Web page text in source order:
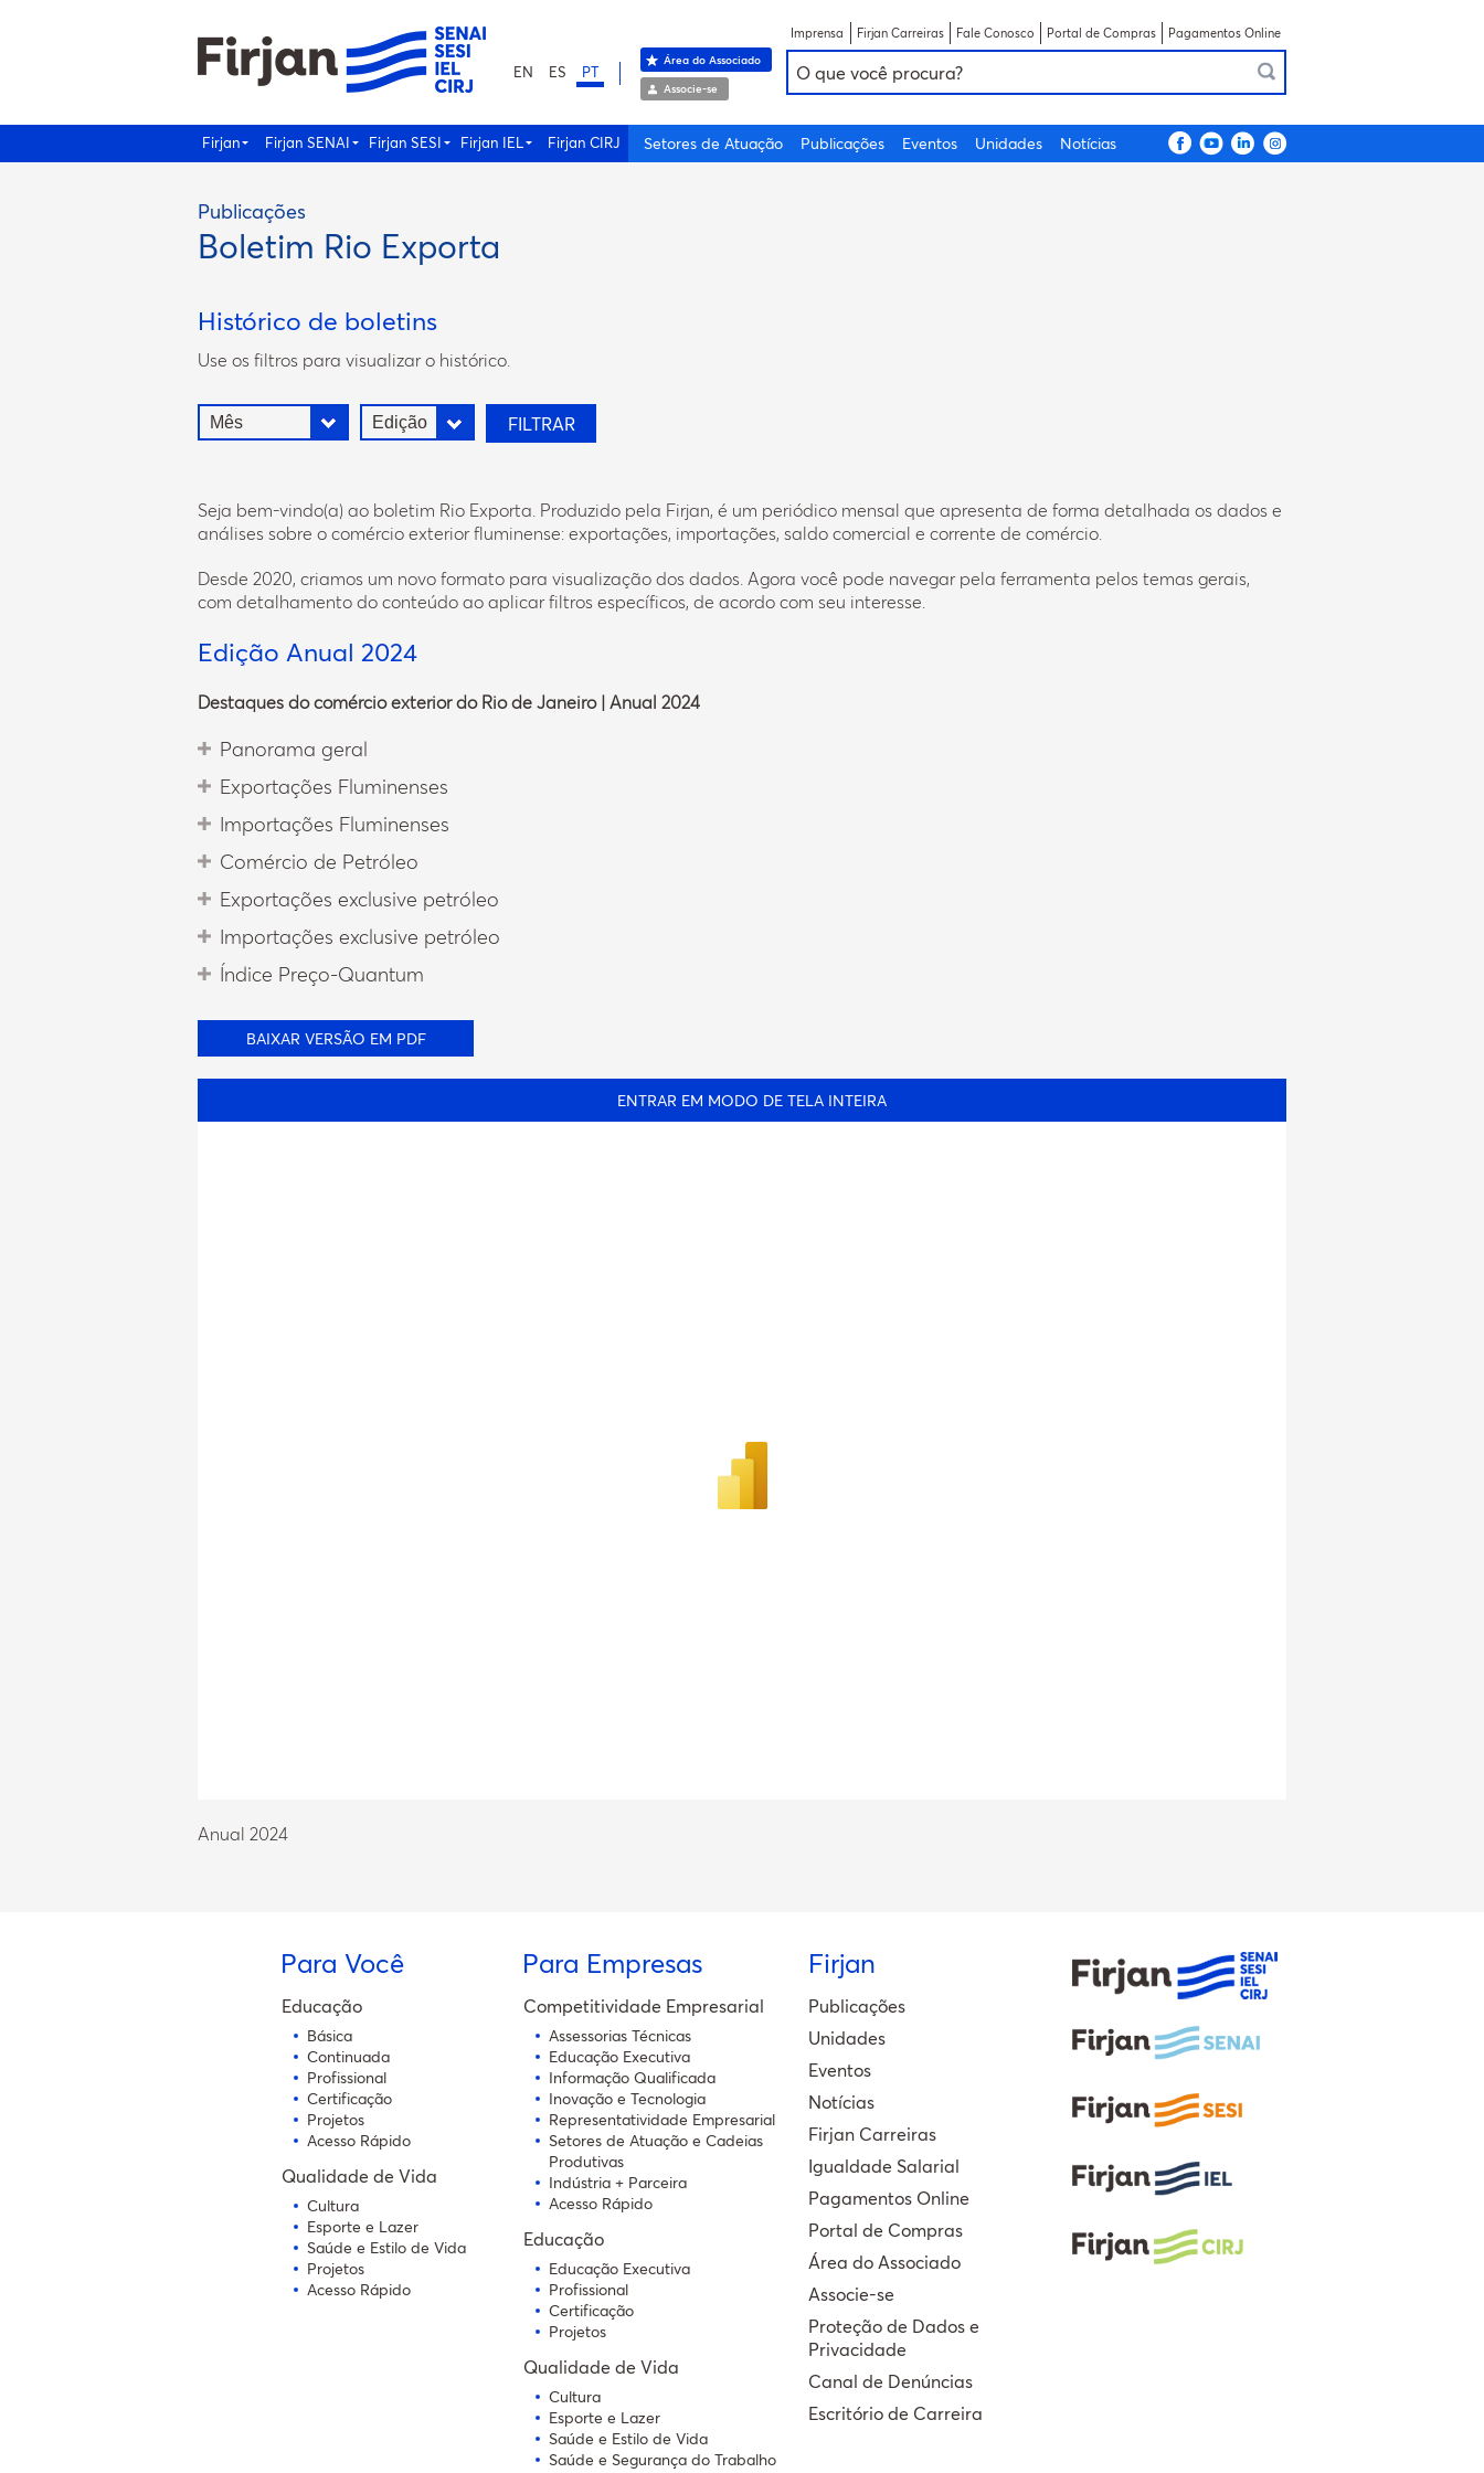
EN ES PT
Área do Associado
Associe-se
Imprensa Firjan Carreiras Fale Conosco Portal de Compras Pagamentos Online
Firjan Firjan SENAI Firjan SESI Firjan IEL Firjan CIRJ Setores de Atuação Publicações Eventos Unidades Notícias
Publicações
Boletim Rio Exporta
Histórico de boletins
Use os filtros para visualizar o histórico.
FILTRAR
Seja bem-vindo(a) ao boletim Rio Exporta. Produzido pela Firjan, é um periódico mensal que apresenta de forma detalhada os dados e
análises sobre o comércio exterior fluminense: exportações, importações, saldo comercial e corrente de comércio.
Desde 2020, criamos um novo formato para visualização dos dados. Agora você pode navegar pela ferramenta pelos temas gerais,
com detalhamento do conteúdo ao aplicar filtros específicos, de acordo com seu interesse.
Edição Anual 2024
Destaques do comércio exterior do Rio de Janeiro | Anual 2024
Panorama geral
Exportações Fluminenses
Importações Fluminenses
Comércio de Petróleo
Exportações exclusive petróleo
Importações exclusive petróleo
Índice Preço-Quantum
BAIXAR VERSÃO EM PDF
ENTRAR EM MODO DE TELA INTEIRA
Anual 2024
Para Você
Educação
Básica
Continuada
Profissional
Certificação
Projetos
Acesso Rápido
Qualidade de Vida
Cultura
Esporte e Lazer
Saúde e Estilo de Vida
Projetos
Acesso Rápido
Para Empresas
Competitividade Empresarial
Assessorias Técnicas
Educação Executiva
Informação Qualificada
Inovação e Tecnologia
Representatividade Empresarial
Setores de Atuação e Cadeias
Produtivas
Indústria + Parceira
Acesso Rápido
Educação
Educação Executiva
Profissional
Certificação
Projetos
Qualidade de Vida
Cultura
Esporte e Lazer
Saúde e Estilo de Vida
Saúde e Segurança do Trabalho
Firjan
Publicações
Unidades
Eventos
Notícias
Firjan Carreiras
Igualdade Salarial
Pagamentos Online
Portal de Compras
Área do Associado
Associe-se
Proteção de Dados e
Privacidade
Canal de Denúncias
Escritório de Carreira